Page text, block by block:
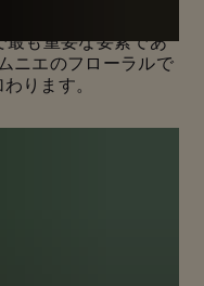
最も重要な要素であ
ニエのフローラルで
ります。